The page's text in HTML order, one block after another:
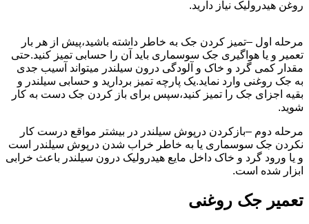
روغن هیدرولیک نیاز دارید.
مرحله اول –تمیز کردن جک به خاطر داشته باشید،پیش از هر بار
تعمیر و یا هواگیری جک سوسماری باید آن را حسابی تمیز کنید.حتی
مقدار کمی گرد و خاک و آلودگی درون سیلندر میتواند آسیب جدی
به جک روغنی وارد نماید.یک پارچه تمیز بردارید و حسابی سیلندر و
بقیه اجزای جک را تمیز کنید،سپس برای باز کردن جک دست به کار
شوید.
مرحله دوم –بازکردن درپوش سیلندر در بیشتر مواقع درست کار
نکردن جک سوسماری یا به خاطر خراب شدن درپوش سیلندر است
و یا ورود گرد و خاک داخل مایع هیدرولیک درون سیلندر باعث خرابی
ابزار شده است.
تعمیر جک روغنی